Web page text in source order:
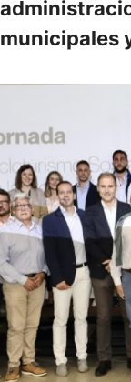
municipales